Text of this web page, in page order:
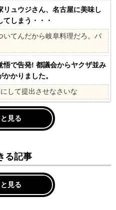
リュウジさん、名古屋に美味し
しまう・・・
てんだから岐阜料理だろ。バ
悟で告発! 都議会からヤクザ並み
かりました。
して提出させなさいな
見る
る記事
見る